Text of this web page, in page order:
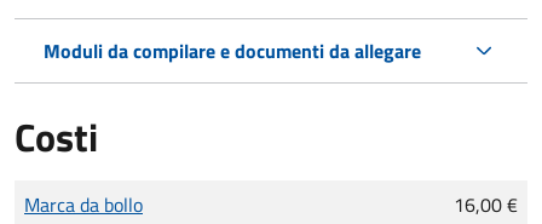
Moduli da compilare e documenti da allegare
Costi
Tipo di pagamento
Importo
Marca da bollo 16,00 €